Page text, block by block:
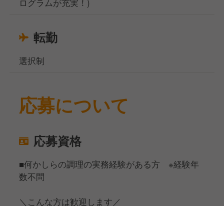
ログラムが充実！)
転勤
選択制
応募について
応募資格
■何かしらの調理の実務経験がある方 ※経験年
数不問
＼こんな方は歓迎します／